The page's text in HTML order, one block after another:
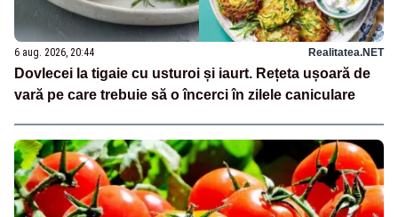
6 aug. 2026, 20:44 Realitatea.NET
Dovlecei la tigaie cu usturoi și iaurt. Rețeta ușoară de
vară pe care trebuie să o încerci în zilele caniculare